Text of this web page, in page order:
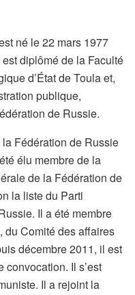
né le 22 mars 1977
diplômé de la Faculté
d’État de Toula et,
publique,
de Russie.
Fédération de Russie
élu membre de la
de la Fédération de
la liste du Parti
Il a été membre
du Comité des affaires
décembre 2011, il est
convocation. Il s’est
Il a rejoint la